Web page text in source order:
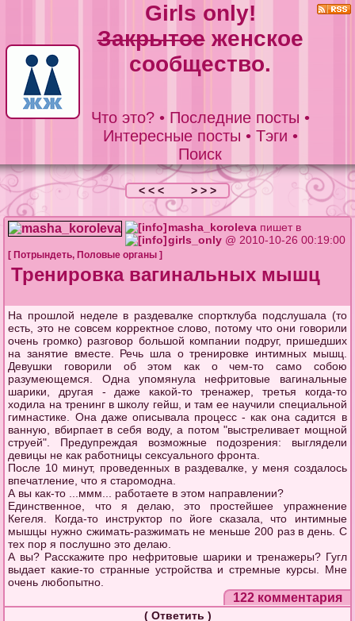
Girls only!
Закрытоеженское
сообщество.
Что это?• Последние посты •
Интересные посты • Тэги •
Поиск
< < < > > >
masha_koroleva пишет в
girls_only @ 2010-10-26 00:19:00
[ Потрындеть, Половые органы ]
Тренировка вагинальных мышц
На прошлой неделе в раздевалке спортклуба подслушала (то
есть, это не совсем корректное слово, потому что они говорили
очень громко) разговор большой компании подруг, пришедших
на занятие вместе. Речь шла о тренировке интимных мышц.
Девушки говорили об этом как о чем-то само собою
разумеющемся. Одна упомянула нефритовые вагинальные
шарики, другая - даже какой-то тренажер, третья когда-то
ходила на тренинг в школу гейш, и там ее научили специальной
гимнастике. Она даже описывала процесс - как она садится в
ванную, вбирпает в себя воду, а потом "выстреливает мощной
струей". Предупреждая возможные подозрения: выглядели
девицы не как работницы сексуального фронта.
После 10 минут, проведенных в раздевалке, у меня создалось
впечатление, что я старомодна.
А вы как-то ...ммм... работаете в этом направлении?
Единственное, что я делаю, это простейшее упражнение
Кегеля. Когда-то инструктор по йоге сказала, что интимные
мышцы нужно сжимать-разжимать не меньше 200 раз в день. С
тех пор я послушно это делаю.
А вы? Расскажите про нефритовые шарики и тренажеры? Гугл
выдает какие-то странные устройства и стремные курсы. Мне
очень любопытно.
122 комментария
( Ответить )